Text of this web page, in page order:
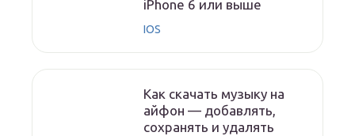
iPhone 6 или выше
IOS
Как скачать музыку на
айфон — добавлять,
сохранять и удалять